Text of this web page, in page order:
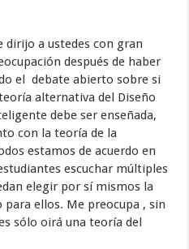
dirijo a ustedes con gran
después de haber
el debate abierto sobre si
alternativa del Diseño
debe ser enseñada,
con la teoría de la
estamos de acuerdo en
escuchar múltiples
elegir por sí mismos la
ellos. Me preocupa , sin
sólo oirá una teoría del